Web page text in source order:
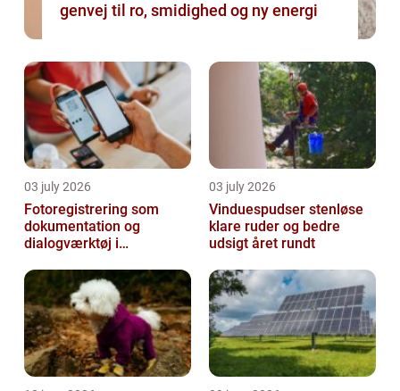
genvej til ro, smidighed og ny energi
03 july 2026
Fotoregistrering som
dokumentation og
dialogværktøj i
03 july 2026
Vinduespudser stenløse
klare ruder og bedre
udsigt året rundt